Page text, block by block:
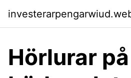
Hörlurar